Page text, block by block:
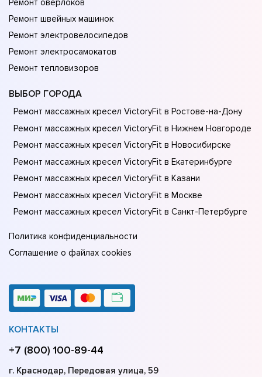
Ремонт оверлоков
Ремонт швейных машинок
Ремонт электровелосипедов
Ремонт электросамокатов
Ремонт тепловизоров
ВЫБОР ГОРОДА
Ремонт массажных кресел VictoryFit в Ростове-на-Донy
Ремонт массажных кресел VictoryFit в Нижнем Новгороде
Ремонт массажных кресел VictoryFit в Новосибирске
Ремонт массажных кресел VictoryFit в Екатеринбурге
Ремонт массажных кресел VictoryFit в Казани
Ремонт массажных кресел VictoryFit в Москве
Ремонт массажных кресел VictoryFit в Санкт-Петербурге
Политика конфиденциальности
Соглашение о файлах cookies
КОНТАКТЫ
+7 (800) 100-89-44
г. Краснодар, Передовая улица, 59